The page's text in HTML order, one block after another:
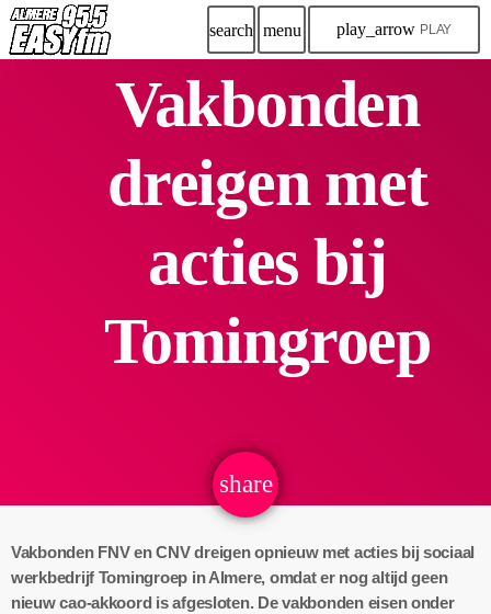
search menu play_arrow PLAY
Vakbonden
dreigen met
acties bij
Tomingroep
share
email
Vakbonden FNV en CNV dreigen opnieuw met acties bij sociaal
werkbedrijf Tomingroep in Almere, omdat er nog altijd geen
nieuw cao-akkoord is afgesloten. De vakbonden eisen onder